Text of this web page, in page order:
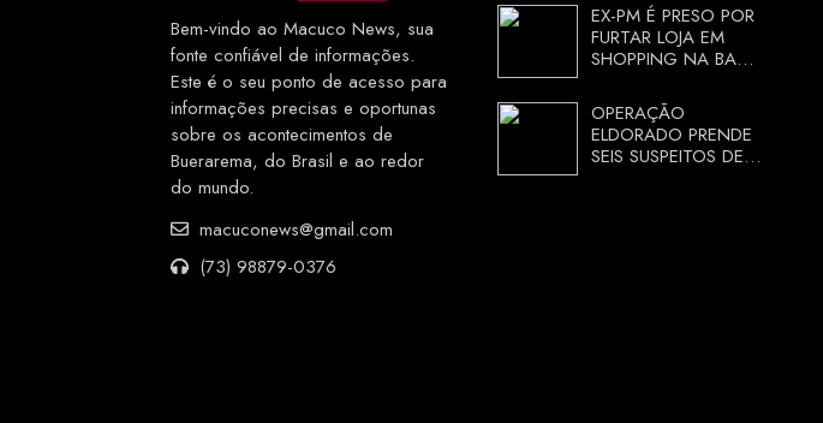
Bem-vindo ao Macuco News, sua
fonte confiável de informações.
Este é o seu ponto de acesso para
informações precisas e oportunas
sobre os acontecimentos de
Buerarema, do Brasil e ao redor
do mundo.
macuconews@gmail.com
(73) 98879-0376
EX-PM É PRESO POR
FURTAR LOJA EM
SHOPPING NA BAHIA
CORRENDO DE
DELEGACIA
OPERAÇÃO
ELDORADO PRENDE
SEIS SUSPEITOS DE